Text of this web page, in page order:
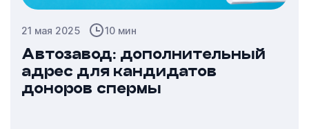
21 мая 2025 10 мин
Автозавод: дополнительный
адрес для кандидатов
доноров спермы